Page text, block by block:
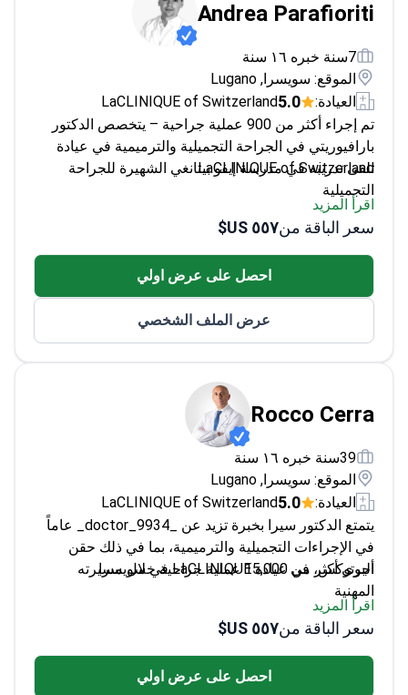
Andrea Parafioriti
7سنة خبره ١٦ سنة
الموقع: سويسرا, Lugano
العيادة:
5.0
LaCLINIQUE of Switzerland
تم إجراء أكثر من 900 عملية جراحية – يتخصص الدكتور
بارافيوريتي في الجراحة التجميلية والترميمية في عيادة
LaCLINIQUE of Switzerland.
تلقى تدريبه في مدرسة إيفو بيتانغي الشهيرة للجراحة
التجميلية
خبير في التقنيات طفيفة التوغل، بما في ذلك جراحة
تجميل الأرداف
متخصص في الطب التجديدي باستخدام الخلايا الجذعية
يقوم بتدريب جراحي التجميل الجدد في برامج الإقامة
اقرأ المزيد
سعر الباقة من٥٥٧ US$
احصل على عرض اولي
عرض الملف الشخصي
Rocco Cerra
39سنة خبره ١٦ سنة
الموقع: سويسرا, Lugano
العيادة:
5.0
LaCLINIQUE of Switzerland
يتمتع الدكتور سيرا بخبرة تزيد عن _doctor_9934_ عاماً
في الإجراءات التجميلية والترميمية، بما في ذلك حقن
البوتوكس، في عيادة LaCLINIQUE في سويسرا. أجرى أكثر من 15,000 عملية جراحية خلال مسيرته
المهنية
متخصص في علاجات تجميل الوجه بما في ذلك
البوتوكس
مدير مجموعة SGBG Suisse للطب الحيوي العام
نشر العديد من الأوراق البحثية حول العلاجات التجميلية
اقرأ المزيد
سعر الباقة من٥٥٧ US$
احصل على عرض اولي